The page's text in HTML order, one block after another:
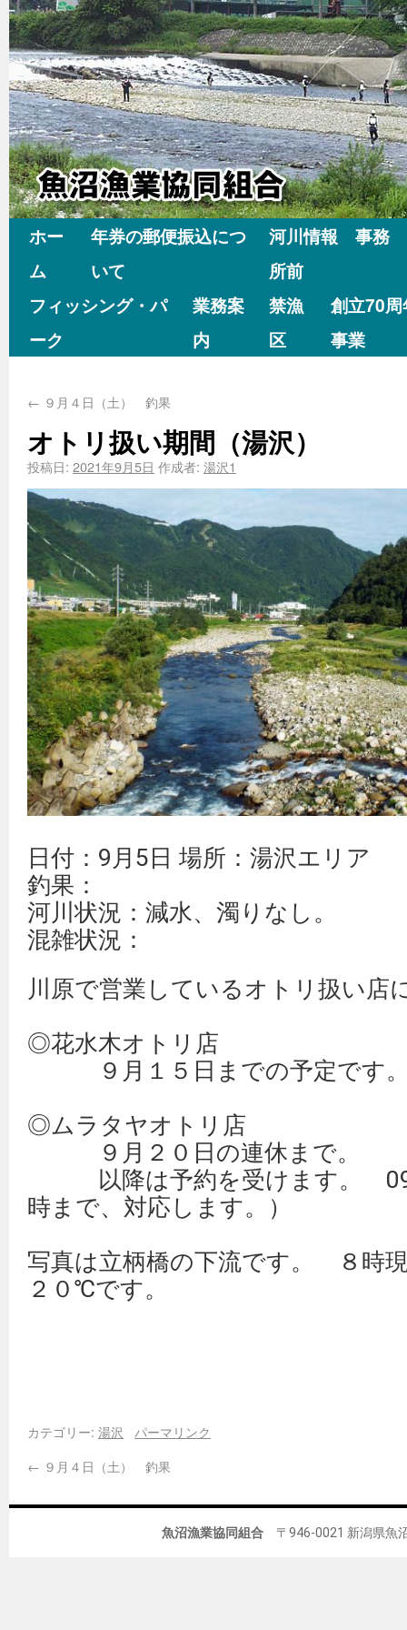
ホー
ム
年券の郵便振込につ
いて
河川情報 事務
所前
フィッシング・パ
ーク
業務案
内
禁漁
区
創立70
事業
← ９月４日（土） 釣果
オトリ扱い期間（湯沢）
投稿日: 2021年9月5日 作成者: 湯沢1
日付：9月5日 場所：湯沢エリア
釣果：
河川状況：減水、濁りなし。
混雑状況：
川原で営業しているオトリ扱い店
◎花水木オトリ店
９月１５日までの予定です
◎ムラタヤオトリ店
９月２０日の連休まで。
以降は予約を受けます。
時まで、対応します。）
写真は立柄橋の下流です。 ８時
２０℃です。
カテゴリー: 湯沢
パーマリンク
← ９月４日（土） 釣果
魚沼漁業協同組合 〒946-0021 新潟県魚